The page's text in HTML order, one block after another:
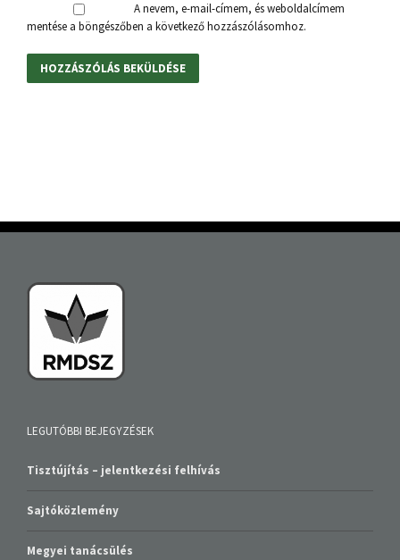
A nevem, e-mail-címem, és weboldalcímem
mentése a böngészőben a következő hozzászólásomhoz.
LEGUTÓBBI BEJEGYZÉSEK
Tisztújítás – jelentkezési felhívás
Sajtóközlemény
Megyei tanácsülés